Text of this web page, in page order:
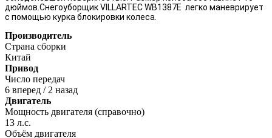
дюймов.Снегоуборщик VILLARTEC WB1387E легко маневрирует
с помощью курка блокировки колеса.
Производитель
Страна сборки
Китай
Привод
Число передач
6 вперед / 2 назад
Двигатель
Мощность двигателя (справочно)
13 л.с.
Объём двигателя